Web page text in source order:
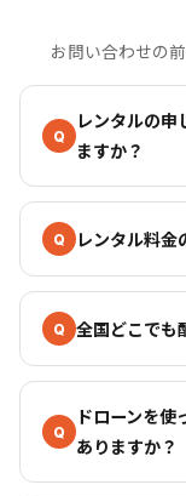
お問い合わせの
Q
レンタルの申
ますか？
Q レンタル料金
Q 全国どこでも
Q
ドローンを
ありますか？